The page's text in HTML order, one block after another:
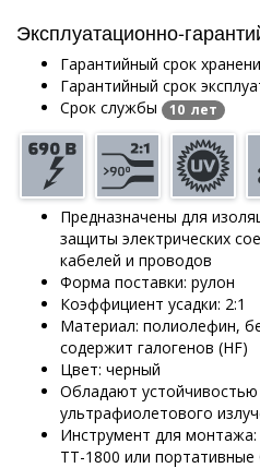
Эксплуатационно-
Гарантийный срок
Гарантийный срок
Срок службы 10 лет
Предназначены для
защиты электрических
кабелей и проводов
Форма поставки: рулон
Коэффициент усадки: 2:1
Материал: полиолефин,
содержит галогенов (HF)
Цвет: черный
Обладают
ультрафиолетового
Инструмент для
ТТ-1800 или